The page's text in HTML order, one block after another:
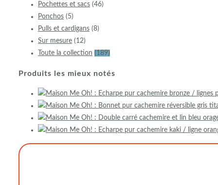
Pochettes et sacs (46)
Ponchos (5)
Pulls et cardigans (8)
Sur mesure (12)
Toute la collection (189)
Produits les mieux notés